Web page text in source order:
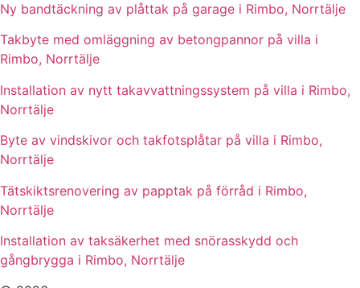
Ny bandtäckning av plåttak på garage i Rimbo, Norrtälje
Takbyte med omläggning av betongpannor på villa i
Rimbo, Norrtälje
Installation av nytt takavvattningssystem på villa i Rimbo,
Norrtälje
Byte av vindskivor och takfotsplåtar på villa i Rimbo,
Norrtälje
Tätskiktsrenovering av papptak på förråd i Rimbo,
Norrtälje
Installation av taksäkerhet med snörasskydd och
gångbrygga i Rimbo, Norrtälje